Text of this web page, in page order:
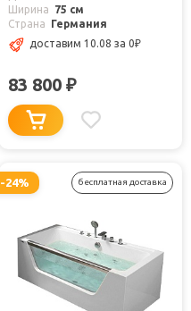
Ширина
75 см
Страна
Германия
доставим 10.08 за 0₽
83 800 ₽
-24% бесплатная доставка